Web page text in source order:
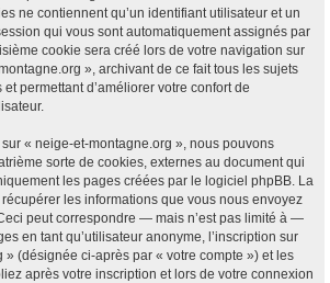
ne contiennent qu’un identifiant utilisateur et un
qui vous sont automatiquement assignés par
cookie sera créé lors de votre navigation sur
», archivant de ce fait tous les sujets
permettant d’améliorer votre confort de
« neige-et-montagne.org », nous pouvons
sorte de cookies, externes au document qui
les pages créées par le logiciel phpBB. La
les informations que vous nous envoyez
peut correspondre — mais n’est pas limité à —
en tant qu’utilisateur anonyme, l’inscription sur
(désignée ci-après par « votre compte ») et les
après votre inscription et lors de votre connexion